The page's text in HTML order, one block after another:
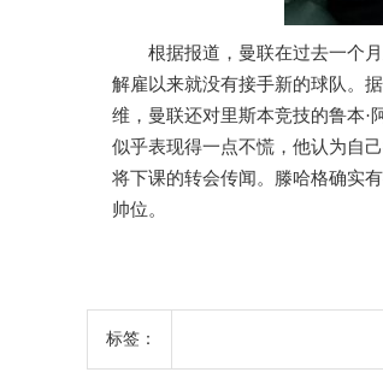
根据报道，曼联在过去一个
解雇以来就没有接手新的球队。
维，曼联还对里斯本竞技的鲁本·
似乎表现得一点不慌，他认为自
将下课的转会传闻。滕哈格确实
帅位。
标签：